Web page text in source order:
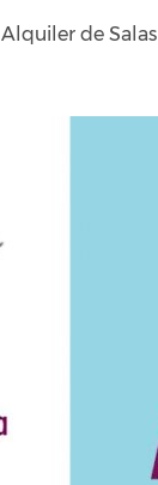
Alquiler de Salas